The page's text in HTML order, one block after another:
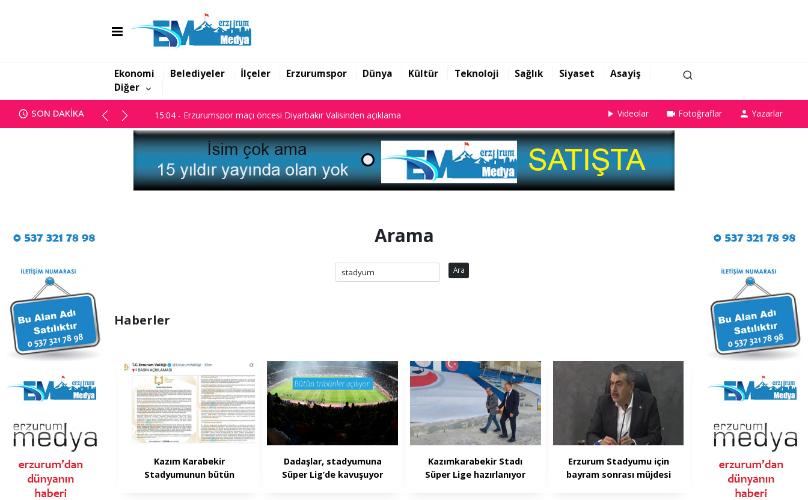
Ekonomi Belediyeler İlçeler Erzurumspor Dünya Kültür Teknoloji Sağlık Siyaset
Asayiş
Diğer
SON DAKİKA
14:45 - Başsavcılık; "Yanan dosyalar dijital sistemde kayıtlı."
15:04 - Erzurumspor maçı öncesi Diyarbakır Valisinden açıklama
15:04 - Erzurumspor maçı öncesi Diyarbakır Valisinden açıklama Videolar Fotoğraflar Yazarlar
Arama
Ara
Haberler
Kazım Karabekir
Stadyumunun bütün
Dadaşlar, stadyumuna
Süper Lig’de kavuşuyor
Kazımkarabekir Stadı
Süper Lige hazırlanıyor
Erzurum Stadyumu için
bayram sonrası müjdesi